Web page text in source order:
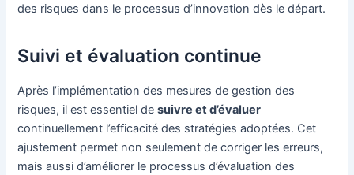
des risques dans le processus d’innovation dès le départ.
Suivi et évaluation continue
Après l’implémentation des mesures de gestion des
risques, il est essentiel desuivre et d’évaluer
continuellement l’efficacité des stratégies adoptées. Cet
ajustement permet non seulement de corriger les erreurs,
mais aussi d’améliorer le processus d’évaluation des